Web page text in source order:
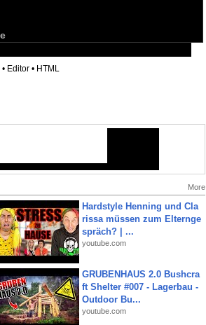
• Editor • HTML
More
Hardstyle Henning und Cla
rissa müssen zum Elternge
spräch? | ...
youtube.com
GRUBENHAUS 2.0 Bushcra
ft Shelter #007 - Lagerbau -
Outdoor Bu...
youtube.com